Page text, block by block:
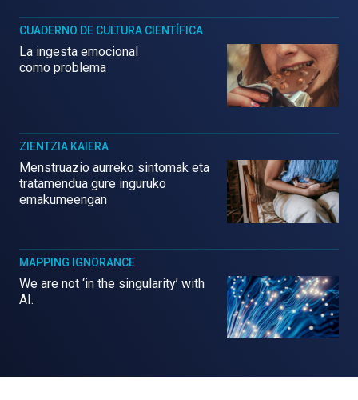
CUADERNO DE CULTURA CIENTÍFICA
La ingesta emocional
como problema
ZIENTZIA KAIERA
Menstruazio aurreko sintomak eta
tratamendua gure inguruko
emakumeengan
MAPPING IGNORANCE
We are not ‘in the singularity’ with
AI.